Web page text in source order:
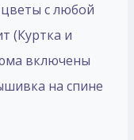
с любой
(Куртка и
включены
на спине